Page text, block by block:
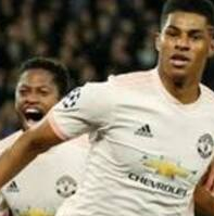
यूनाइटेड
11:34 am
लास्ट-16 मुकाबले के
हासिल की थी, लेकिन